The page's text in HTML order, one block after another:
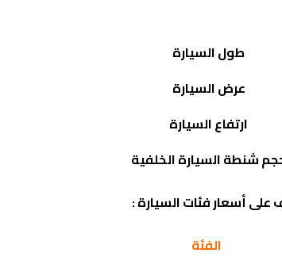
طول السيارة
عرض السيارة
ارتفاع السيارة
شنطة السيارة الخلفية
على أسعار فئات السيارة :
الفئة